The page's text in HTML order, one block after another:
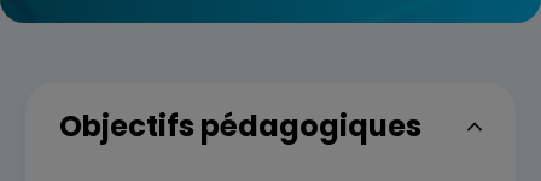
Objectifs pédagogiques